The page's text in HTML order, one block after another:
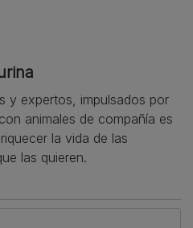
y expertos, impulsados por
animales de compañía es
la vida de las
las quieren.